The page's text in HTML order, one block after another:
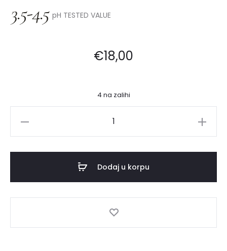
pH TESTED VALUE
€18,00
4 na zalihi
250ml
Dodaj u korpu